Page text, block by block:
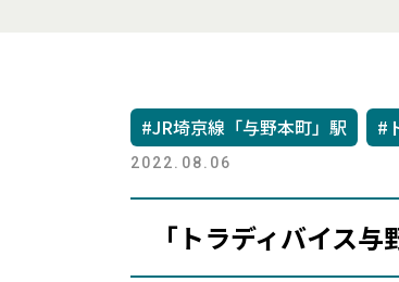
#JR埼京線「与野本町」駅 #
2022.08.06
「トラディバイス